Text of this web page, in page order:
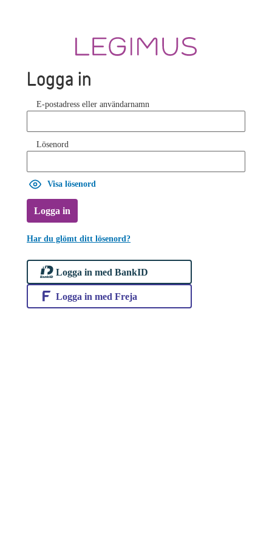
Logga in
E-postadress eller användarnamn
Lösenord
Visa lösenord
Logga in
Har du glömt ditt lösenord?
Logga in med BankID
Logga in med Freja